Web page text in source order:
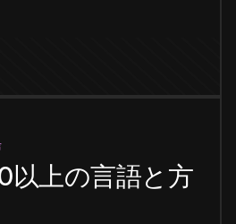
以上の言語と方